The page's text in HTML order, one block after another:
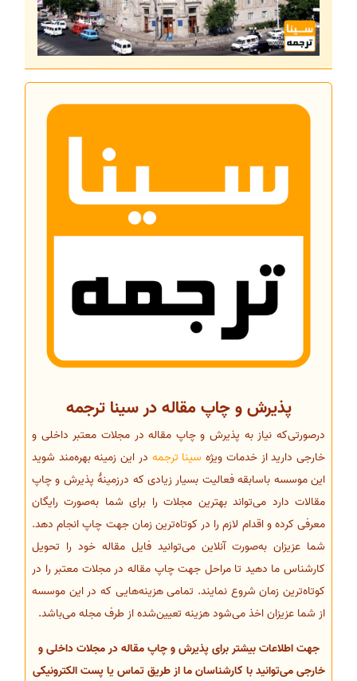
پذیرش و چاپ مقاله در سینا ترجمه
درصورتی‌که نیاز به پذیرش و چاپ مقاله در مجلات معتبر داخلی و
خارجی دارید از خدمات ویژه سینا ترجمه در این زمینه بهره‌مند شوید
این موسسه باسابقه فعالیت بسیار زیادی که درزمینهٔ پذیرش و چاپ
مقالات دارد می‌تواند بهترین مجلات را برای شما به‌صورت رایگان
معرفی کرده و اقدام لازم را در کوتاه‌ترین زمان جهت چاپ انجام دهد.
شما عزیزان به‌صورت آنلاین می‌توانید فایل مقاله خود را تحویل
کارشناس ما دهید تا مراحل جهت چاپ مقاله در مجلات معتبر را در
کوتاه‌ترین زمان شروع نمایند. تمامی هزینه‌هایی که در این موسسه
از شما عزیزان اخذ می‌شود هزینه تعیین‌شده از طرف مجله می‌باشد.
جهت اطلاعات بیشتر برای پذیرش و چاپ مقاله در مجلات داخلی و
خارجی می‌توانید با کارشناسان ما از طریق تماس یا پست الکترونیکی